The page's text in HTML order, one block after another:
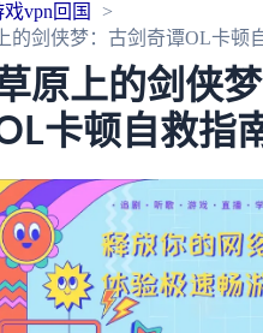
戏vpn回国
的剑侠梦：古剑奇谭OL卡顿
原上的剑侠
卡顿自救指